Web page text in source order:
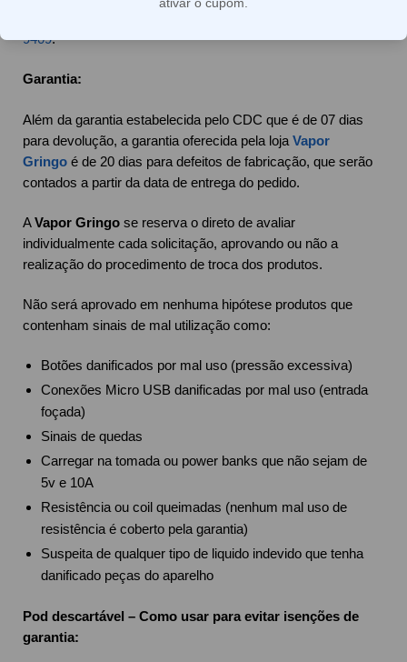
9409.
Garantia:
Além da garantia estabelecida pelo CDC que é de 07 dias
para devolução, a garantia oferecida pela loja Vapor
Gringo é de 20 dias para defeitos de fabricação, que serão
contados a partir da data de entrega do pedido.
AVapor Gringo se reserva o direto de avaliar
individualmente cada solicitação, aprovando ou não a
realização do procedimento de troca dos produtos.
Não será aprovado em nenhuma hipótese produtos que
contenham sinais de mal utilização como:
Botões danificados por mal uso (pressão excessiva)
Conexões Micro USB danificadas por mal uso (entrada
foçada)
Sinais de quedas
Carregar na tomada ou power banks que não sejam de
5v e 10A
Resistência ou coil queimadas (nenhum mal uso de
resistência é coberto pela garantia)
Suspeita de qualquer tipo de liquido indevido que tenha
danificado peças do aparelho
Pod descartável – Como usar para evitar isenções de
garantia:
ativar o cupom.